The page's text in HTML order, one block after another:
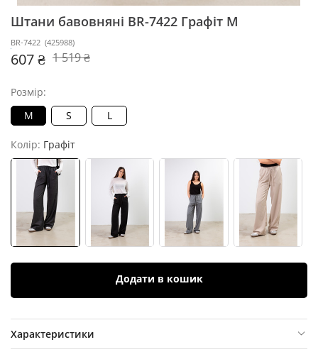
Штани бавовняні BR-7422 Графіт M
BR-7422 (425988)
607 ₴ 1 519 ₴
Розмір:
M
S L
Колір: Графіт
Додати в кошик
Характеристики